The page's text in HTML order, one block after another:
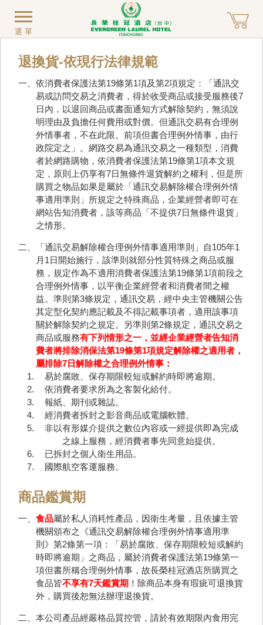
選單
退換貨-依現行法律規範
一、依消費者保護法第19條第1項及第2項規定：「通訊交
易或訪問交易之消費者，得於收受商品或接受服務後7
日內，以退回商品或書面通知方式解除契約，無須說
明理由及負擔任何費用或對價。但通訊交易有合理例
外情事者，不在此限。前項但書合理例外情事，由行
政院定之」。網路交易為通訊交易之一種類型，消費
者於網路購物，依消費者保護法第19條第1項本文規
定，原則上仍享有7日無條件退貨解約之權利，但是所
購買之物品如果是屬於「通訊交易解除權合理例外情
事適用準則」所規定之特殊商品，企業經營者即可在
網站告知消費者，該等商品「不提供7日無條件退貨」
之情形。
二、「通訊交易解除權合理例外情事適用準則」自105年1
月1日開始施行，該準則就部分性質特殊之商品或服
務，規定作為不適用消費者保護法第19條第1項前段之
合理例外情事，以平衡企業經營者和消費者間之權
益。準則第3條規定，通訊交易，經中央主管機關公告
其定型化契約應記載及不得記載事項者，適用該事項
關於解除契約之規定。另準則第2條規定，通訊交易之
商品或服務有下列情形之一，並經企業經營者告知消
費者將排除消保法第19條第1項規定解除權之適用者，
屬排除7日解除權之合理例外情事：
易於腐敗、保存期限較短或解約時即將逾期。
依消費者要求所為之客製化給付。
報紙、期刊或雜誌。
經消費者拆封之影音商品或電腦軟體。
非以有形媒介提供之數位內容或一經提供即為完成
之線上服務，經消費者事先同意始提供。
已拆封之個人衛生用品。
國際航空客運服務。
商品鑑賞期
一、 食品屬於私人消耗性產品，因衛生考量，且依據主管
機關頒布之《通訊交易解除權合理例外情事適用準
則》第2條第一項：「易於腐敗、保存期限較短或解約
時即將逾期」之商品，屬於消費者保護法第19條第一
項但書所稱合理例外情事，故長榮桂冠酒店所購買之
食品皆不享有7天鑑賞期 ！除商品本身有瑕疵可退換貨
外，購買後恕無法辦理退換貨。
二、本公司產品經嚴格品質控管，請於有效期限內食用完